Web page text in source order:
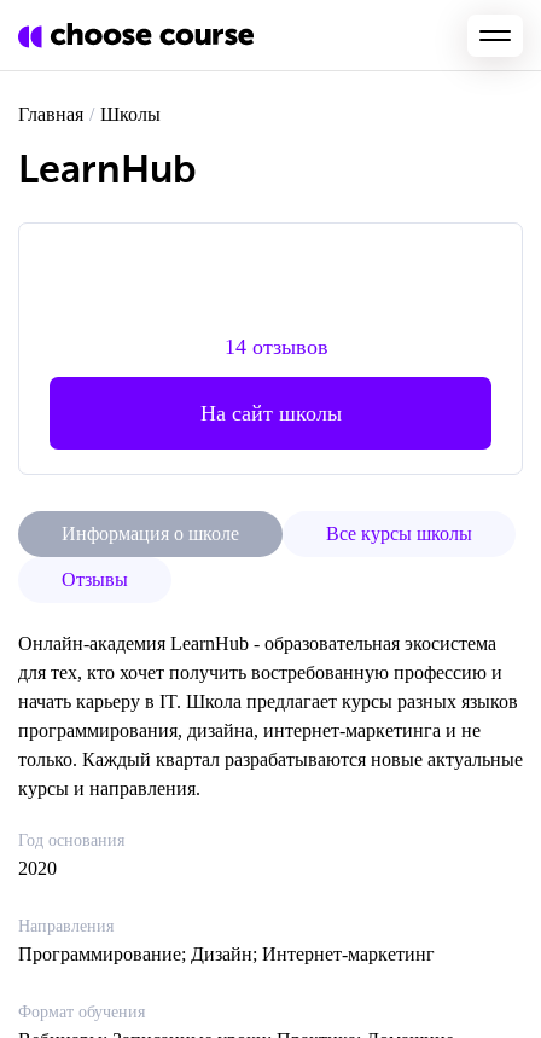
Главная / Школы
LearnHub
14 отзывов
На сайт школы
Информация о школе Все курсы школы
Отзывы
Онлайн-академия LearnHub - образовательная экосистема
для тех, кто хочет получить востребованную профессию и
начать карьеру в IT. Школа предлагает курсы разных языков
программирования, дизайна, интернет-маркетинга и не
только. Каждый квартал разрабатываются новые актуальные
курсы и направления.
Год основания
2020
Направления
Программирование; Дизайн; Интернет-маркетинг
Формат обучения